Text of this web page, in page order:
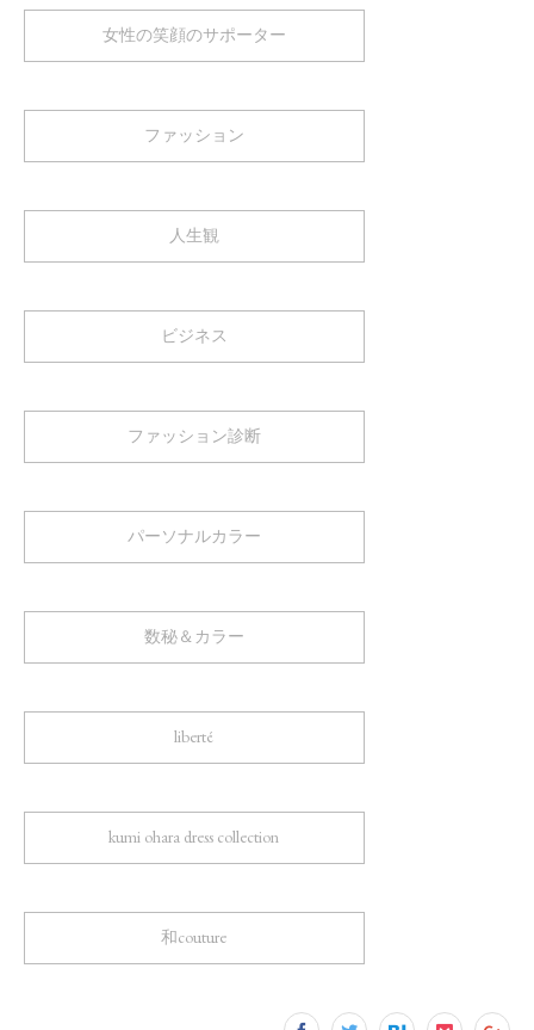
女性の笑顔のサポーター
ファッション
人生観
ビジネス
ファッション診断
パーソナルカラー
数秘＆カラー
liberté
kumi ohara dress collection
和couture